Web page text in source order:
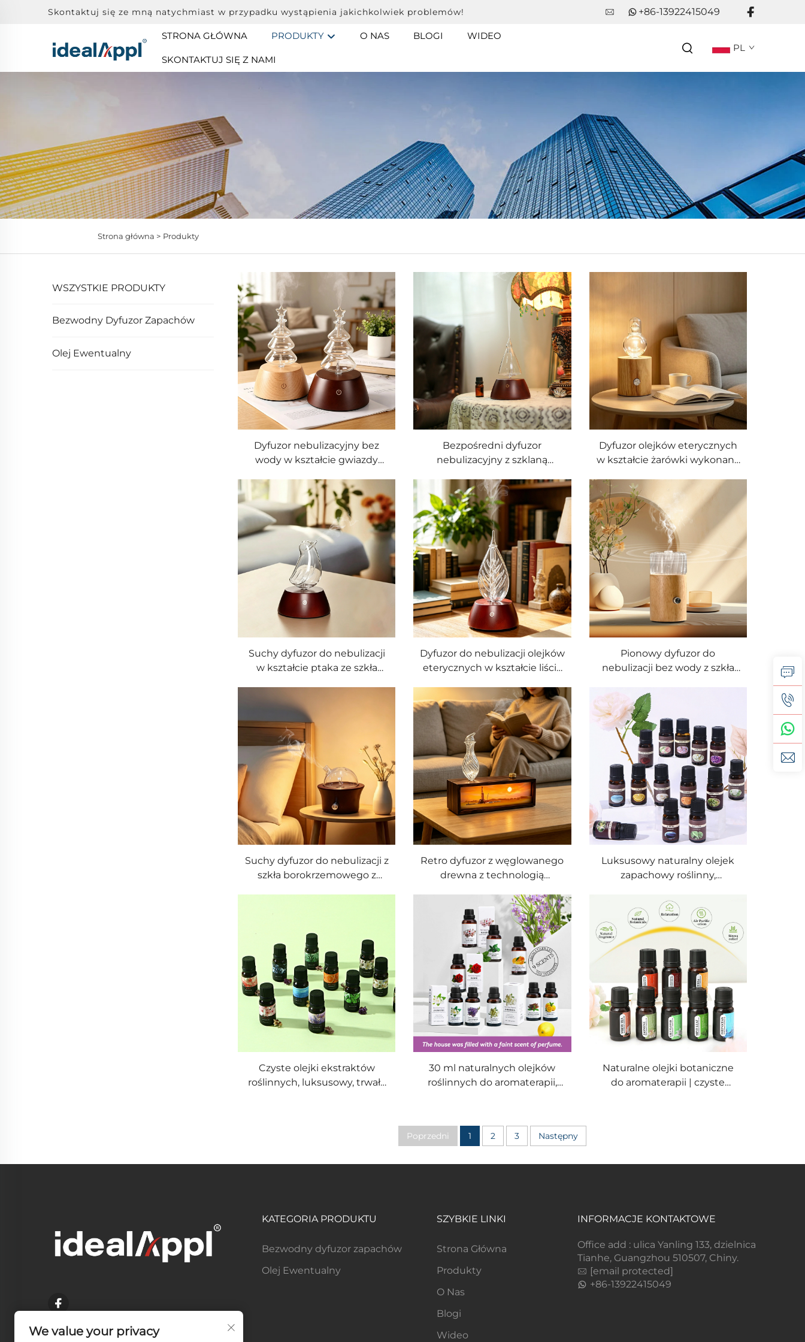
Skontaktuj się ze mną natychmiast w przypadku wystąpienia jakichkolwiek problemów! +86-13922415049
STRONA GŁÓWNA PRODUKTY O NAS BLOGI WIDEO
SKONTAKTUJ SIĘ Z NAMI
PL
Strona główna > Produkty
WSZYSTKIE PRODUKTY
Bezwodny Dyfuzor Zapachów
Olej Ewentualny
Dyfuzor nebulizacyjny bez
wody w kształcie gwiazdy
kontrolą i ciepłą lampą LED,
dyfuzor zapachowy z
ciemnego litego drewna
Bezpośredni dyfuzor
nebulizacyjny z szklaną
wody, z dotykową kontrolą i
ciepłą lampą LED o działaniu
ambientowym, dyfuzor
zapachowy z ciemnego litego
drewna
Dyfuzor olejków eterycznych
w kształcie żarówki wykonany
wykorzystujący technologię
nebulizacji bez wody
Suchy dyfuzor do nebulizacji
w kształcie ptaka ze szkła
drewna
Dyfuzor do nebulizacji olejków
eterycznych w kształcie liścia
podstawą z naturalnego
drewna
Pionowy dyfuzor do
nebulizacji bez wody z szkła
podstawą z litego drewna
bukowego
Suchy dyfuzor do nebulizacji z
szkła borokrzemowego z
Retro dyfuzor z węglowanego
drewna z technologią
podświetlanym krajobrazem
pola naftowego, z skręconym
szkłem borokrzemowym do
aromaterapii
Luksusowy naturalny olejek
zapachowy roślinny,
eteryczny do dekoracji wnętrz
i tworzenia atmosfery na wzór
hotelowej
Czyste olejki ekstraktów
roślinnych, luksusowy, trwały
30 ml naturalnych olejków
roślinnych do aromaterapii,
Naturalne olejki botaniczne
do aromaterapii | czyste
Poprzedni 1 2 3 Następny
KATEGORIA PRODUKTU
Bezwodny dyfuzor zapachów
Olej Ewentualny
SZYBKIE LINKI
Strona Główna
Produkty
O Nas
Blogi
Wideo
INFORMACJE KONTAKTOWE
Office add : ulica Yanling 133, dzielnica
Tianhe, Guangzhou 510507, Chiny.
[email protected]
+86-13922415049
We value your privacy